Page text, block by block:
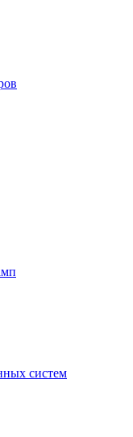
систем